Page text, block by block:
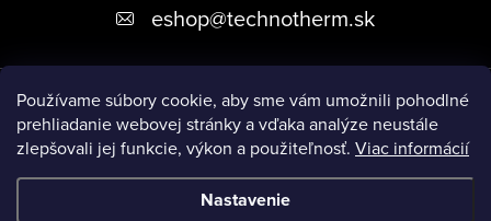
Používame súbory cookie, aby sme vám umožnili pohodlné
prehliadanie webovej stránky a vďaka analýze neustále
zlepšovali jej funkcie, výkon a použiteľnosť. Viac informácií
Nastavenie
i
eshop@technotherm.sk
Informácie
Prijímame online platby